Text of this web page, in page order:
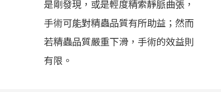
是剛發現，或是輕度精索靜脈曲張，
手術可能對精蟲品質有所助益；然而
若精蟲品質嚴重下滑，手術的效益則
有限。